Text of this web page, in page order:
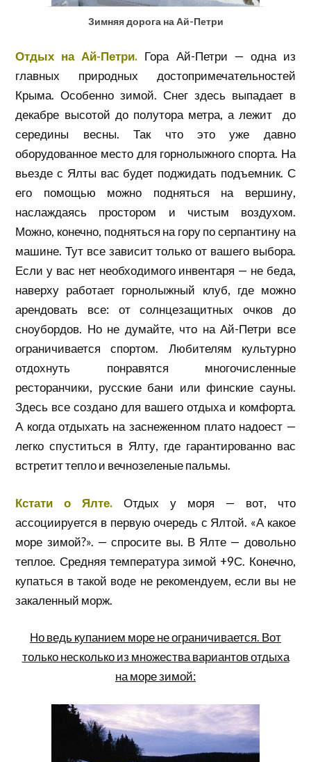
Зимняя дорога на Ай-Петри
Отдых на Ай-Петри. Гора Ай-Петри — одна из
главных природных достопримечательностей
Крыма. Особенно зимой. Снег здесь выпадает в
декабре высотой до полутора метра, а лежит до
середины весны. Так что это уже давно
оборудованное место для горнолыжного спорта. На
вьезде с Ялты вас будет поджидать подъемник. С
его помощью можно подняться на вершину,
наслаждаясь простором и чистым воздухом.
Можно, конечно, подняться на гору по серпантину на
машине. Тут все зависит только от вашего выбора.
Если у вас нет необходимого инвентаря — не беда,
наверху работает горнолыжный клуб, где можно
арендовать все: от солнцезащитных очков до
сноубордов. Но не думайте, что на Ай-Петри все
ограничивается спортом. Любителям культурно
отдохнуть понравятся многочисленные
ресторанчики, русские бани или финские сауны.
Здесь все создано для вашего отдыха и комфорта.
А когда отдыхать на заснеженном плато надоест —
легко спуститься в Ялту, где гарантированно вас
встретит тепло и вечнозеленые пальмы.
Кстати о Ялте. Отдых у моря — вот, что
ассоциируется в первую очередь с Ялтой. «А какое
море зимой?». — спросите вы. В Ялте — довольно
теплое. Средняя температура зимой +9С. Конечно,
купаться в такой воде не рекомендуем, если вы не
закаленный морж.
Но ведь купанием море не ограничивается. Вот
только несколько из множества вариантов отдыха
на море зимой: